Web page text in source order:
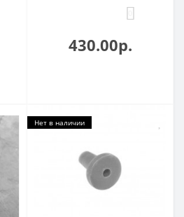
430.00р.
Нет в наличии